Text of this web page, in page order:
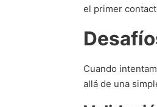
el primer
Cuando
allá de una